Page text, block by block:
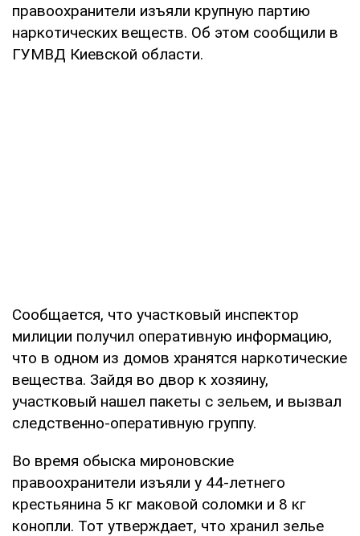
правоохранители изъяли крупную партию
наркотических веществ. Об этом сообщили в
ГУМВД Киевской области.
Сообщается, что участковый инспектор
милиции получил оперативную информацию,
что в одном из домов хранятся наркотические
вещества. Зайдя во двор к хозяину,
участковый нашел пакеты с зельем, и вызвал
следственно-оперативную группу.
Во время обыска мироновские
правоохранители изъяли у 44-летнего
крестьянина 5 кг маковой соломки и 8 кг
конопли. Тот утверждает, что хранил зелье